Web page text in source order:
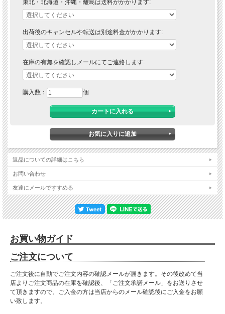
東北・北海道・沖縄・離島は送料がかかります:
出荷後のキャンセルや転送は別途料金がかかります:
在庫の有無を確認しメールにてご連絡します:
購入数： 個
返品についての詳細はこちら
お問い合わせ
友達にメールですすめる
お買い物ガイド
ご注文について
ご注文後に自動でご注文内容の確認メールが届きます。その後改めて当
店よりご注文商品の在庫を確認後、「ご注文承諾メール」をお送りさせ
て頂きますので、ご入金の方は当店からのメール確認後にご入金をお願
い致します。